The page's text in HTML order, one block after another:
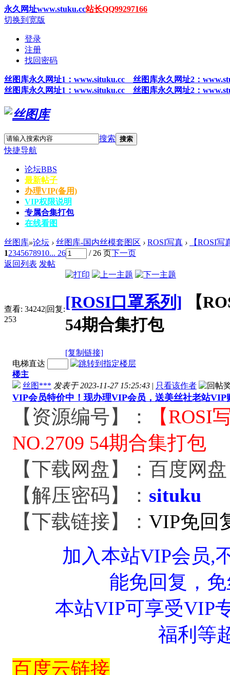
永久网址www.stuku.cc站长QQ99297166
切换到宽版
登录
注册
找回密码
丝图 库永久网址1 ：www.situku.cc 丝图库永久网址2：
丝图 库永久网址1 ：www.situku.cc 丝图库永久网址2：
搜索 搜索
快捷导航
论坛BBS
最新帖子
办理VIP(备用)
VIP权限说明
专属合集打包
在线看图
丝图库»论坛 › 丝图库-国内丝模套图区 › ROSI写真 ›
【ROSI
12345678910... 26 / 26 页下一页
返回列表 发帖
查看: 34242|回复:
253
[ROSI口罩系列]
【
54期合集打包
[复制链接]
电梯直达
楼主
丝图*** 发表于 2023-11-27 15:25:43 | 只看该作者
VIP会员特价中！现办理VIP会员，送美丝社老站VIP
【资源编号】：
【ROSI
NO.2709 54期合集打包
【下载网盘】：百度网盘
【解压密码】： situku
【下载链接】： VIP免回
加入本站VIP会员,
能免回复，
本站VIP可享受VIP
福利等
百度云链接